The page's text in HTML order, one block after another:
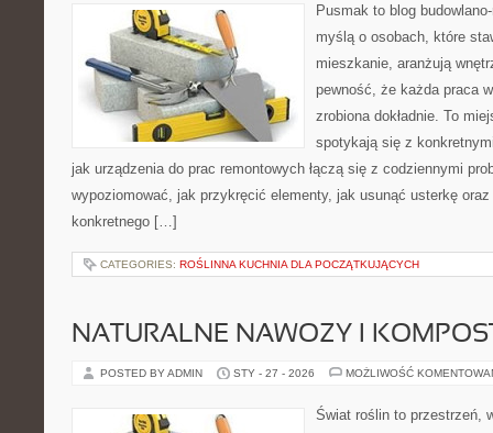
Pusmak to blog
myślą o osobach, które
mieszkanie, aranżują
pewność, że każda praca
zrobiona dokładnie. To
spotykają się z
jak urządzenia do prac remontowych łączą się z codziennymi
wypoziomować, jak przykręcić elementy, jak usunąć usterkę
konkretnego […]
CATEGORIES: ROŚLINNA KUCHNIA DLA POCZĄTKUJĄCYCH
NATURALNE NAWOZY I
POSTED BY ADMIN STY - 27 - 2026 MOŻLIWOŚĆ
Świat roślin to przestrzeń,